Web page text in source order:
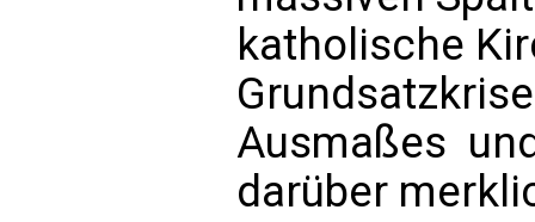
katholische
Ausmaßes 
darüber